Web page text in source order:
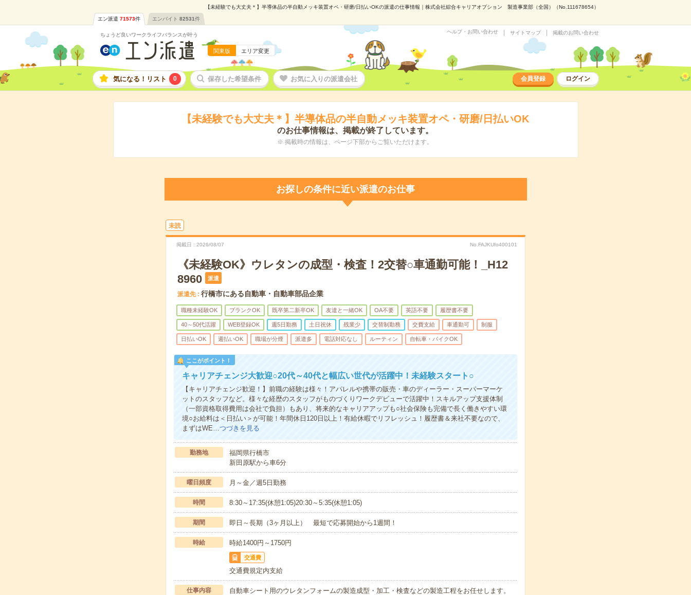
【未経験でも大丈夫＊】半導体品の半自動メッキ装置オペ・研磨/日払いOKの派遣の仕事情報｜株式会社綜合キャリアオプション 製造事業部（全国）（No.111678654）
エン派遣 71573件 エンバイト 82531件
ちょうど良いワークライフバランスが叶う
関東版 エリア変更
ヘルプ・お問い合わせ サイトマップ 掲載のお問い合わせ
気になる！リスト 0 保存した希望条件 お気に入りの派遣会社 会員登録 ログイン
【未経験でも大丈夫＊】半導体品の半自動メッキ装置オペ・研磨/日払いOK
のお仕事情報は、掲載が終了しています。
※ 掲載時の情報は、ページ下部からご覧いただけます。
お探しの条件に近い派遣のお仕事
未読
掲載日 2026/08/07 No.FAJKUfo400101
《未経験OK》ウレタンの成型・検査！2交替○車通勤可能！_H12
8960
派遣
派遣先 行橋市にある自動車・自動車部品企業
職種未経験OK ブランクOK 既卒第二新卒OK 友達と一緒OK OA不要 英語不要 履歴書不要
40～50代活躍 WEB登録OK 週5日勤務 土日祝休 残業少 交替制勤務 交費支給 車通勤可 制服
日払いOK 週払いOK 職場が分煙 派遣多 電話対応なし ルーティン 自転車・バイクOK
ここがポイント！
キャリアチェンジ大歓迎○20代～40代と幅広い世代が活躍中！未経験スタート○
【キャリアチェンジ歓迎！】前職の経験は様々！アパレルや携帯の販売・車のディーラー・スーパーマーケ
ットのスタッフなど。様々な経歴のスタッフがものづくりワークデビューで活躍中！スキルアップ支援体制
（一部資格取得費用は会社で負担）もあり、将来的なキャリアアップも○社会保険も完備で長く働きやすい環
境○お給料は＜日払い＞が可能！年間休日120日以上！有給休暇でリフレッシュ！履歴書＆来社不要なので、
まずはWE…つづきを見る
勤務地
福岡県行橋市
新田原駅から車6分
曜日頻度 月～金／週5日勤務
時間 8:30～17:35(休憩1:05)20:30～5:35(休憩1:05)
期間 即日～長期（3ヶ月以上） 最短で応募開始から1週間！
時給 時給1400円～1750円
交通費
交通費規定内支給
仕事内容
自動車シート用のウレタンフォームの製造成型・加工・検査などの製造工程をお任せします。